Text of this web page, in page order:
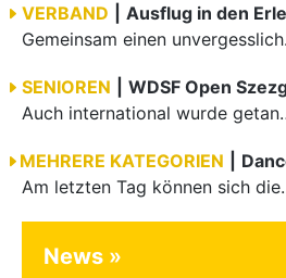
VERBAND
Ausflug in den
SENIOREN
WDSF Open
Auch international
MEHRERE KATEGORIEN
Am letzten Tag können sich die Besucher des
News